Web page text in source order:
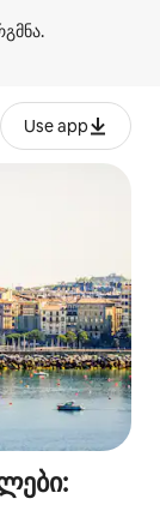
Use app